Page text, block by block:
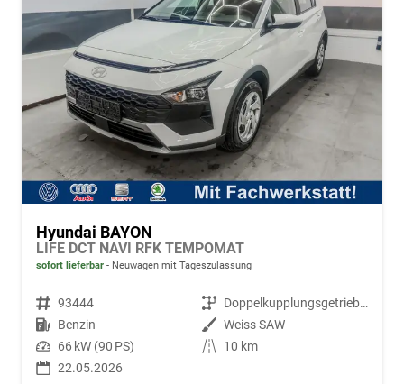
Hyundai BAYON
LIFE DCT NAVI RFK TEMPOMAT
sofort lieferbar Neuwagen mit Tageszulassung
Fahrzeugnr. 93444 Getriebe
Doppelkupplungsgetriebe (DSG)
Kraftstoff Benzin Außenfarbe Weiss SAW
Leistung 66 kW (90 PS) Kilometerstand
10 km
22.05.2026